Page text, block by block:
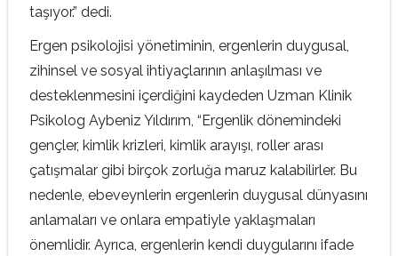
taşıyor.” dedi.
Ergen psikolojisi yönetiminin, ergenlerin duygusal,
zihinsel ve sosyal ihtiyaçlarının anlaşılması ve
desteklenmesini içerdiğini kaydeden Uzman Klinik
Psikolog Aybeniz Yıldırım, “Ergenlik dönemindeki
gençler, kimlik krizleri, kimlik arayışı, roller arası
çatışmalar gibi birçok zorluğa maruz kalabilirler. Bu
nedenle, ebeveynlerin ergenlerin duygusal dünyasını
anlamaları ve onlara empatiyle yaklaşmaları
önemlidir. Ayrıca, ergenlerin kendi duygularını ifade